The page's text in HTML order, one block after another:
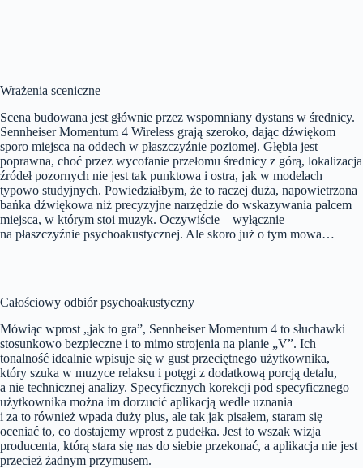
Wrażenia sceniczne
Scena budowana jest głównie przez wspomniany dystans w średnicy.
Sennheiser Momentum 4 Wireless grają szeroko, dając dźwiękom
sporo miejsca na oddech w płaszczyźnie poziomej. Głębia jest
poprawna, choć przez wycofanie przełomu średnicy z górą, lokalizacja
źródeł pozornych nie jest tak punktowa i ostra, jak w modelach
typowo studyjnych. Powiedziałbym, że to raczej duża, napowietrzona
bańka dźwiękowa niż precyzyjne narzędzie do wskazywania palcem
miejsca, w którym stoi muzyk. Oczywiście – wyłącznie
na płaszczyźnie psychoakustycznej. Ale skoro już o tym mowa…
Całościowy odbiór psychoakustyczny
Mówiąc wprost „jak to gra”, Sennheiser Momentum 4 to słuchawki
stosunkowo bezpieczne i to mimo strojenia na planie „V”. Ich
tonalność idealnie wpisuje się w gust przeciętnego użytkownika,
który szuka w muzyce relaksu i potęgi z dodatkową porcją detalu,
a nie technicznej analizy. Specyficznych korekcji pod specyficznego
użytkownika można im dorzucić aplikacją wedle uznania
i za to również wpada duży plus, ale tak jak pisałem, staram się
oceniać to, co dostajemy wprost z pudełka. Jest to wszak wizja
producenta, którą stara się nas do siebie przekonać, a aplikacja nie jest
przecież żadnym przymusem.